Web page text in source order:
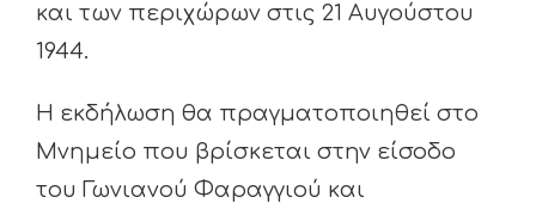
και των περιχώρων στις 21 Αυγούστου
1944.
Η εκδήλωση θα πραγματοποιηθεί στο
Μνημείο που βρίσκεται στην είσοδο
του Γωνιανού Φαραγγιού και